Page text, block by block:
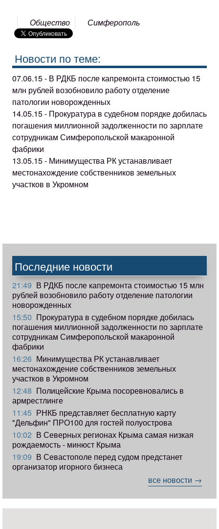
Общество Симферополь
Новости по теме:
07.06.15 - В РДКБ после капремонта стоимостью 15
млн рублей возобновило работу отделение
патологии новорожденных
14.05.15 - Прокуратура в судебном порядке добилась
погашения миллионной задолженности по зарплате
сотрудникам Симферопольской макаронной
фабрики
13.05.15 - Минимущества РК устанавливает
местонахождение собственников земельных
участков в Укромном
Последние новости
21:49 В РДКБ после капремонта стоимостью 15 млн
рублей возобновило работу отделение патологии
новорожденных
15:50 Прокуратура в судебном порядке добилась
погашения миллионной задолженности по зарплате
сотрудникам Симферопольской макаронной
фабрики
16:26 Минимущества РК устанавливает
местонахождение собственников земельных
участков в Укромном
12:48 Полицейские Крыма посоревновались в
армрестлинге
11:45 РНКБ представляет бесплатную карту
"Дельфин" ПРО100 для гостей полуострова
10:02 В Северных регионах Крыма самая низкая
рождаемость - минюст Крыма
19:09 В Севастополе перед судом предстанет
организатор игорного бизнеса
все новости →